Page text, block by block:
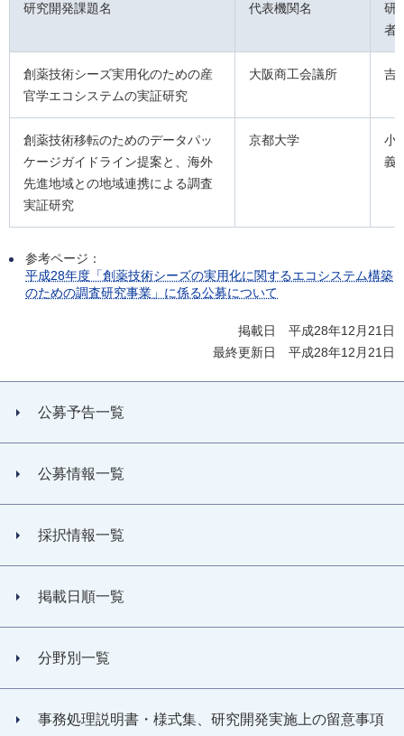
研究開発課題名 代表機関名
研
者
創薬技術シーズ実用化のための産
官学エコシステムの実証研究
大阪商工会議所 吉
創薬技術移転のためのデータパッ
ケージガイドライン提案と、海外
先進地域との地域連携による調査
実証研究
京都大学
小
義
参考ページ：
平成28年度「創薬技術シーズの実用化に関するエコシステム構築
のための調査研究事業」に係る公募について
掲載日 平成28年12月21日
最終更新日 平成28年12月21日
公募予告一覧
公募情報一覧
採択情報一覧
掲載日順一覧
分野別一覧
事務処理説明書・様式集、研究開発実施上の留意事項